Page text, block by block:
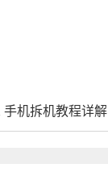
机拆机教程详解